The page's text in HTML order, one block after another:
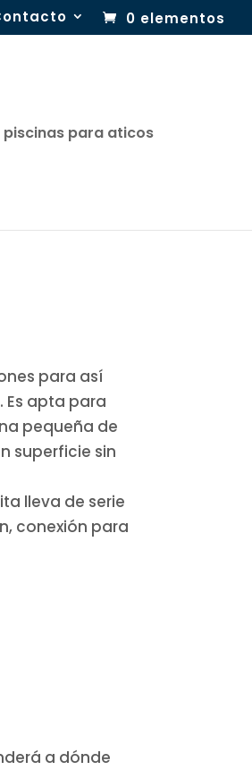
0 elementos
piscinas para aticos
para así
apta para
pequeña de
superficie sin
lleva de serie
conexión para
a dónde